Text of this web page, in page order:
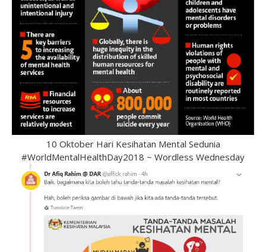
10 Oktober Hari Kesihatan Mental Sedunia
#WorldMentalHealthDay2018 ~ Wordless Wednesday